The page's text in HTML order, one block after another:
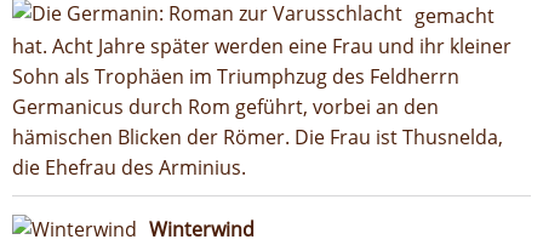
gemacht
hat. Acht Jahre später werden eine Frau und ihr kleiner
Sohn als Trophäen im Triumphzug des Feldherrn
Germanicus durch Rom geführt, vorbei an den
hämischen Blicken der Römer. Die Frau ist Thusnelda,
die Ehefrau des Arminius.
Winterwind